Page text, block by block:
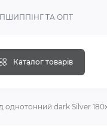
ТА ОПТ
Каталог товарів
однотонний dark Silver